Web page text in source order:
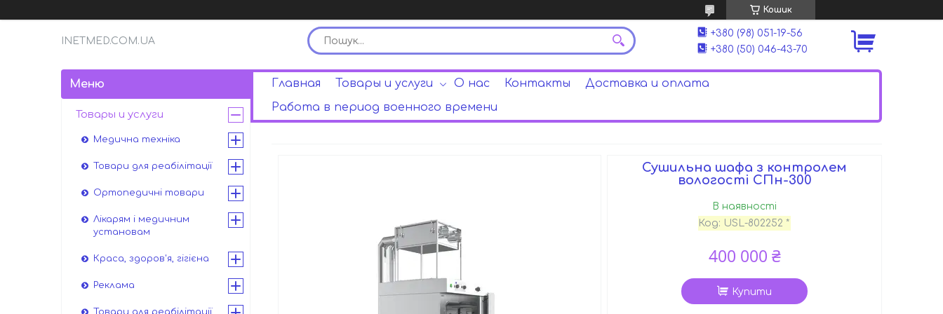
Кошик
INETMED.COM.UA
+380 (98) 051-19-56
+380 (50) 046-43-70
Главная Товары и услуги О нас Контакты
Доставка и оплата
Работа в период военного времени
Сушильна шафа з контролем
вологості СПн-300
В наявності
Код: USL-802252 *
400 000 ₴
Купити
Товары и услуги
Медична техніка
Товари для реабілітації
Ортопедичні товари
Лікарям і медичним
установам
Краса, здоров'я, гігієна
Реклама
Товари для реабілітації